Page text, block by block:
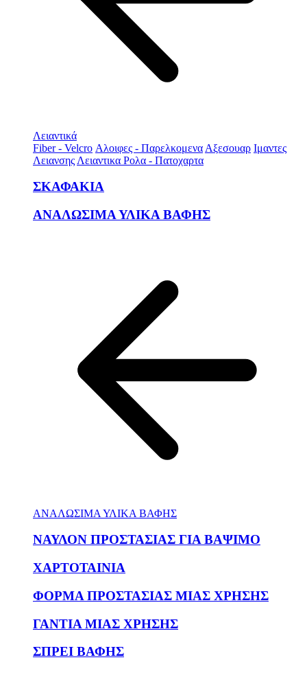
Λειαντικά
Fiber - Velcro Αλοιφες - Παρελκομενα Αξεσουαρ Ιμαντες
Λειανσης Λειαντικα Ρολα - Πατοχαρτα
ΣΚΑΦΑΚΙΑ
ΑΝΑΛΩΣΙΜΑ ΥΛΙΚΑ ΒΑΦΗΣ
ΑΝΑΛΩΣΙΜΑ ΥΛΙΚΑ ΒΑΦΗΣ
ΝΑΥΛΟΝ ΠΡΟΣΤΑΣΙΑΣ ΓΙΑ ΒΑΨΙΜΟ
ΧΑΡΤΟΤΑΙΝΙΑ
ΦΟΡΜΑ ΠΡΟΣΤΑΣΙΑΣ ΜΙΑΣ ΧΡΗΣΗΣ
ΓΑΝΤΙΑ ΜΙΑΣ ΧΡΗΣΗΣ
ΣΠΡΕΙ ΒΑΦΗΣ